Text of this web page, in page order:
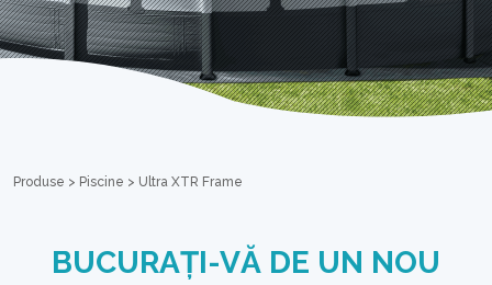
Produse > Piscine > Ultra XTR Frame
BUCURAȚI-VĂ DE UN NOU